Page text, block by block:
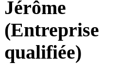
Jérôme
(Entreprise
qualifiée)